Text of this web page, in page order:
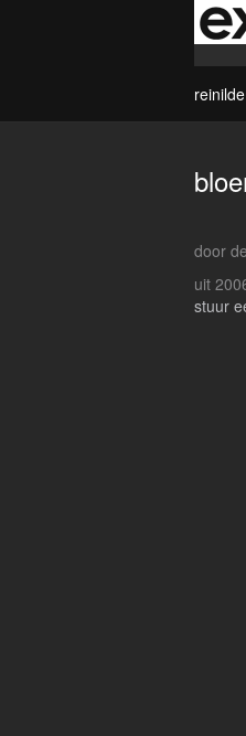
door
uit
stuur